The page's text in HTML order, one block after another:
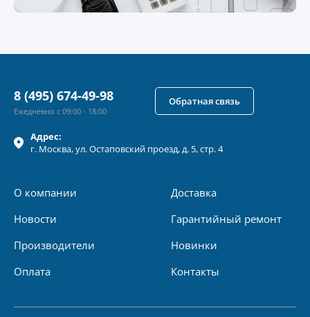
Адрес:
г. Москва, ул.Остаповский проезд, д. 5, стр. 4
О компании
Новости
Производители
Оплата
Доставка
Гарантийный ремонт
Новинки
Контакты
8 (495) 674-49-98
Ежедневно с 09:00 - 18:00
Обратная связь